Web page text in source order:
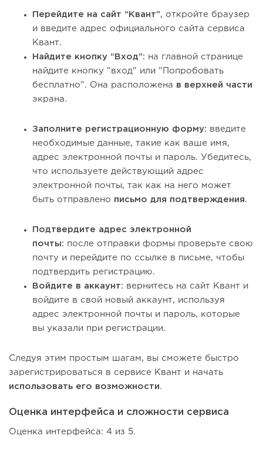
Перейдите на сайт “Квант”, откройте браузер
и введите адрес официального сайта сервиса
Квант.
Найдите кнопку “Вход”: на главной странице
найдите кнопку "вход" или "Попробовать
бесплатно". Она расположена в верхней части
экрана.
Заполните регистрационную форму: введите
необходимые данные, такие как ваше имя,
адрес электронной почты и пароль. Убедитесь,
что используете действующий адрес
электронной почты, так как на него может
быть отправлено письмо для подтверждения.
Подтвердите адрес электронной
почты: после отправки формы проверьте свою
почту и перейдите по ссылке в письме, чтобы
подтвердить регистрацию.
Войдите в аккаунт: вернитесь на сайт Квант и
войдите в свой новый аккаунт, используя
адрес электронной почты и пароль, которые
вы указали при регистрации.
Следуя этим простым шагам, вы сможете быстро
зарегистрироваться в сервисе Квант и начать
использовать его возможности.
Оценка интерфейса и сложности сервиса
Оценка интерфейса: 4 из 5.